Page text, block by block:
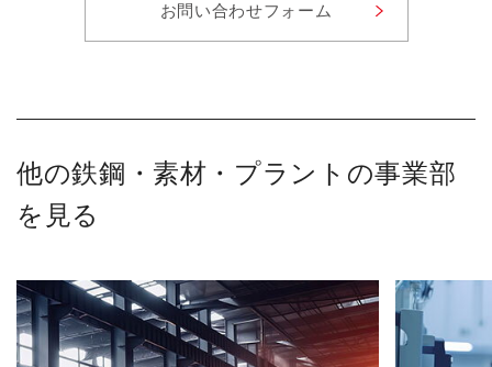
お問い合わせフォーム
他の鉄鋼・素材・プラントの事業部
を見る